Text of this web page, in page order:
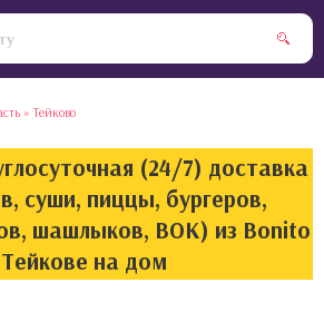
» Тейково
(24/7) доставка
суши, пиццы, бургеров,
шашлыков, ВОК) из Bonito
на дом